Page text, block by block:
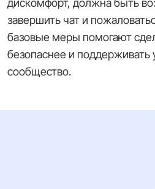
дискомфорт, должна быть
завершить чат и
базовые меры помогают
безопаснее и поддерживать
сообщество.